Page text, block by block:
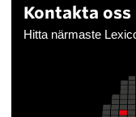
Kontakta oss
Hitta närmaste